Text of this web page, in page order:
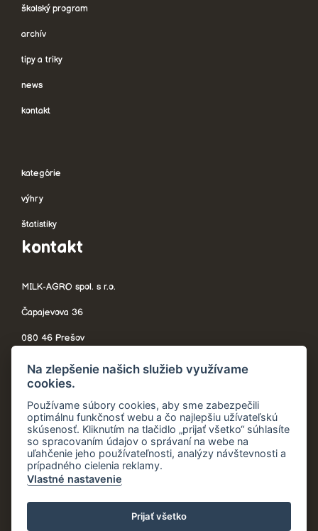
školský program
archív
tipy a triky
news
kontakt
kategórie
výhry
štatistiky
kontakt
MILK-AGRO spol. s r.o.
Čapajevova 36
080 46 Prešov
Slovensko
telefón:+421 908 705 544
recyklujavyhraj@milkagro.sk
© 2020 – 2026 Milk-Agro spol. s.r.o. |Ochrana osobných údajov
|
Na zlepšenie našich služieb využívame
cookies.
Používame súbory cookies, aby sme zabezpečili
optimálnu funkčnosť webu a čo najlepšiu užívateľskú
skúsenosť. Kliknutím na tlačidlo „prijať všetko“ súhlasíte
so spracovaním údajov o správaní na webe na
uľahčenie jeho používateľnosti, analýzy návštevnosti a
prípadného cielenia reklamy.
Vlastné nastavenie
Prijať všetko